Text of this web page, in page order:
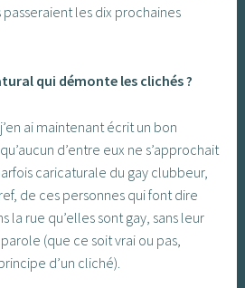
les dix prochaines
qui démonte les clichés ?
ai maintenant écrit un bon
d’entre eux ne s’approchait
caricaturale du gay clubbeur,
de ces personnes qui font dire
la rue qu’elles sont gay, sans leur
(que ce soit vrai ou pas,
d’un cliché).